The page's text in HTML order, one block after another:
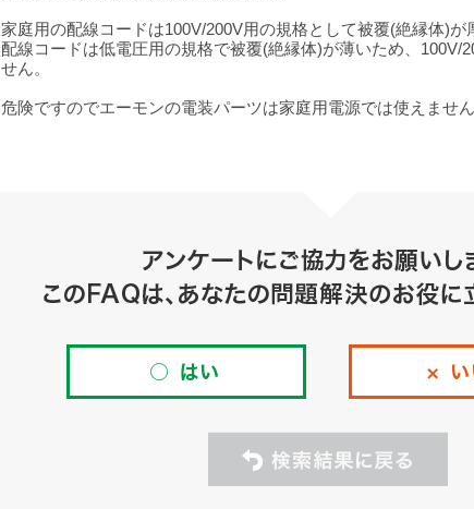
家庭用の配線コードは100V/200V用の規格として被覆(絶縁体)
配線コードは低電圧用の規格で被覆(絶縁体)が薄いため、100V/
せん。
危険ですのでエーモンの電装パーツは家庭用電源では使えません